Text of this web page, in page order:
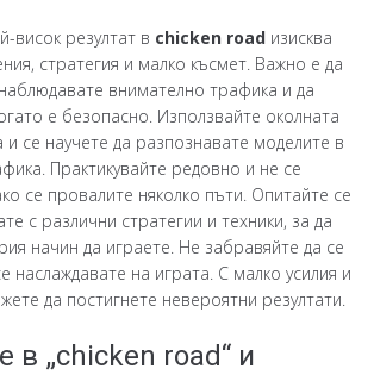
висок резултат в chicken road изисква
стратегия и малко късмет. Важно е да
внимателно трафика и да
е безопасно. Използвайте околната
и се научете да разпознавате моделите в
Практикувайте редовно и не се
се провалите няколко пъти. Опитайте се
с различни стратегии и техники, за да
начин да играете. Не забравяйте да се
наслаждавате на играта. С малко усилия и
да постигнете невероятни резултати.
в „chicken road“ и